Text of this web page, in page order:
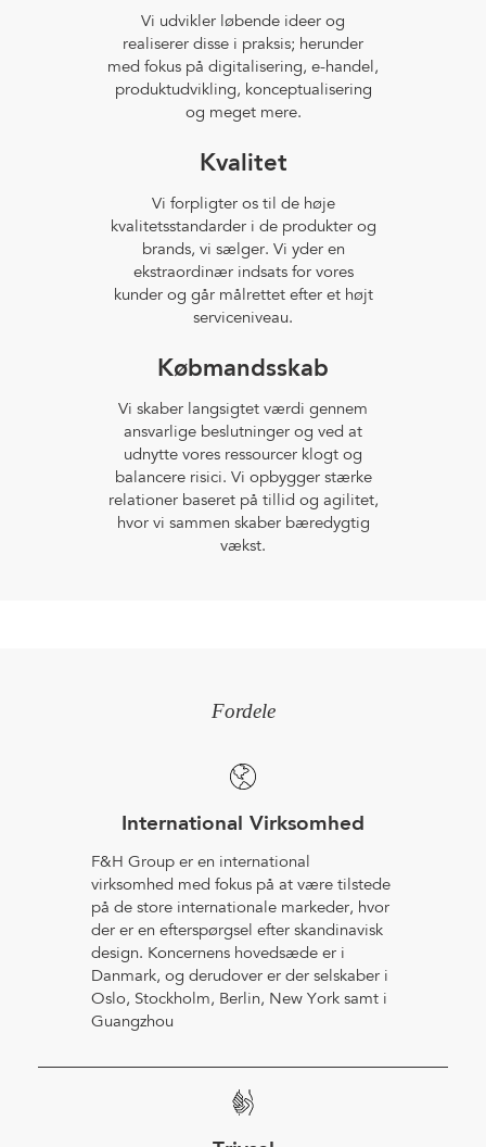
Vi udvikler løbende ideer og
realiserer disse i praksis; herunder
med fokus på digitalisering, e-handel,
produktudvikling, konceptualisering
og meget mere.
Kvalitet
Vi forpligter os til de høje
kvalitetsstandarder i de produkter og
brands, vi sælger. Vi yder en
ekstraordinær indsats for vores
kunder og går målrettet efter et højt
serviceniveau.
Købmandsskab
Vi skaber langsigtet værdi gennem
ansvarlige beslutninger og ved at
udnytte vores ressourcer klogt og
balancere risici. Vi opbygger stærke
relationer baseret på tillid og agilitet,
hvor vi sammen skaber bæredygtig
vækst.
Fordele
International Virksomhed
F&H Group er en international
virksomhed med fokus på at være tilstede
på de store internationale markeder, hvor
der er en efterspørgsel efter skandinavisk
design. Koncernens hovedsæde er i
Danmark, og derudover er der selskaber i
Oslo, Stockholm, Berlin, New York samt i
Guangzhou